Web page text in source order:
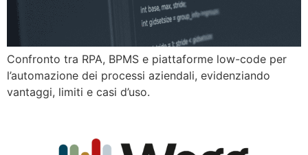
Confronto tra RPA, BPMS e piattaforme low-code per
l’automazione dei processi aziendali, evidenziando
vantaggi, limiti e casi d’uso.